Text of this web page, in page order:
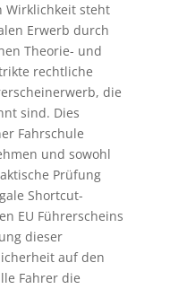
Wirklichkeit steht
Erwerb durch
Theorie- und
rechtliche
die
sind. Dies
Fahrschule
und sowohl
Prüfung
Shortcut-
EU Führerscheins
dieser
auf den
Fahrer die